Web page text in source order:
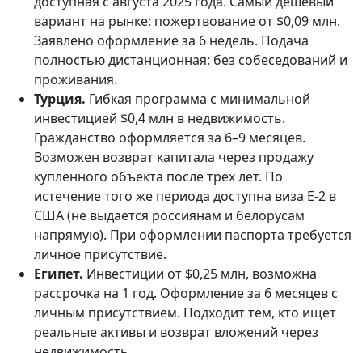
вариант на рынке: пожертвование от $0,09 млн.
Заявлено оформление за 6 недель. Подача
полностью дистанционная: без собеседований и
проживания.
Турция. Гибкая программа с минимальной
инвестицией $0,4 млн в недвижимость.
Гражданство оформляется за 6–9 месяцев.
Возможен возврат капитала через продажу
купленного объекта после трёх лет. По
истечение того же периода доступна виза E-2 в
США (не выдается россиянам и белорусам
напрямую). При оформлении паспорта требуется
личное присутствие.
Египет. Инвестиции от $0,25 млн, возможна
рассрочка на 1 год. Оформление за 6 месяцев с
личным присутствием. Подходит тем, кто ищет
реальные активы и возврат вложений через